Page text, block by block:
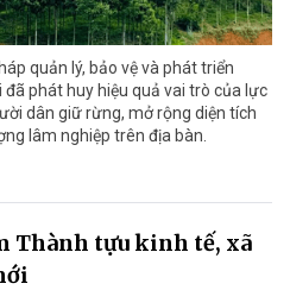
quản lý, bảo vệ và phát triển
đã phát huy hiệu quả vai trò của lực
dân giữ rừng, mở rộng diện tích
lâm nghiệp trên địa bàn.
Thành tựu kinh tế, xã